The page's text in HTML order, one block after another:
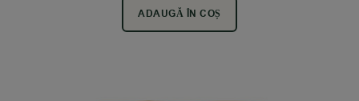
ADAUGĂ ÎN COȘ